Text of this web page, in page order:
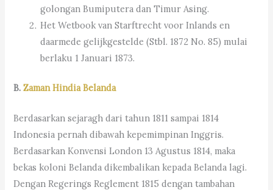
golongan Bumiputera dan Timur Asing.
Het Wetbook van Starftrecht voor Inlands en
daarmede gelijkgestelde (Stbl. 1872 No. 85) mulai
berlaku 1 Januari 1873.
B.Zaman Hindia Belanda
Berdasarkan sejaragh dari tahun 1811 sampai 1814
Indonesia pernah dibawah kepemimpinan Inggris.
Berdasarkan Konvensi London 13 Agustus 1814, maka
bekas koloni Belanda dikembalikan kepada Belanda lagi.
Dengan Regerings Reglement 1815 dengan tambahan